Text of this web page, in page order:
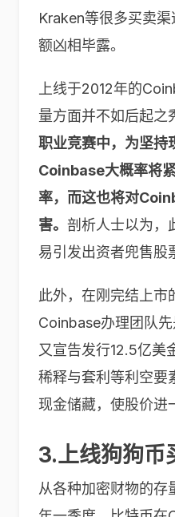
Kraken等很多买卖
额凶相毕露。
上线于2012年的
量方面并不如后起之
职业竞赛中，为坚持
Coinbase大概率将
率，而这也将对
害。 剖析人士以为，
易引发出资者兜售股
此外，在刚完结上市
Coinbase办理团队
又宣告发行12.5亿美
稀释与套利等利空要
现金储藏，使股价进
3.上线狗狗币
从各种加密财物的存